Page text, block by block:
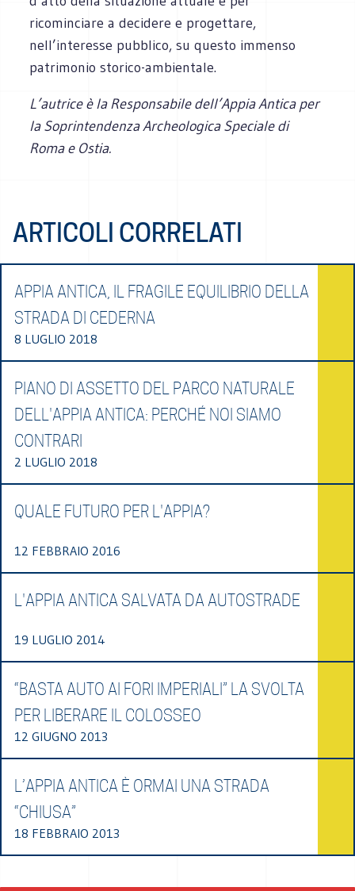
ricominciare a decidere e progettare,
nell’interesse pubblico, su questo immenso
patrimonio storico-ambientale.
L’autrice è la Responsabile dell’Appia Antica per
la Soprintendenza Archeologica Speciale di
Roma e Ostia.
ARTICOLI CORRELATI
APPIA ANTICA, IL FRAGILE EQUILIBRIO DELLA
STRADA DI CEDERNA
8 LUGLIO 2018
PIANO DI ASSETTO DEL PARCO NATURALE
DELL'APPIA ANTICA: PERCHÉ NOI SIAMO
CONTRARI
2 LUGLIO 2018
QUALE FUTURO PER L'APPIA?
12 FEBBRAIO 2016
L'APPIA ANTICA SALVATA DA AUTOSTRADE
19 LUGLIO 2014
“BASTA AUTO AI FORI IMPERIALI” LA SVOLTA
PER LIBERARE IL COLOSSEO
12 GIUGNO 2013
L’APPIA ANTICA È ORMAI UNA STRADA
“CHIUSA”
18 FEBBRAIO 2013